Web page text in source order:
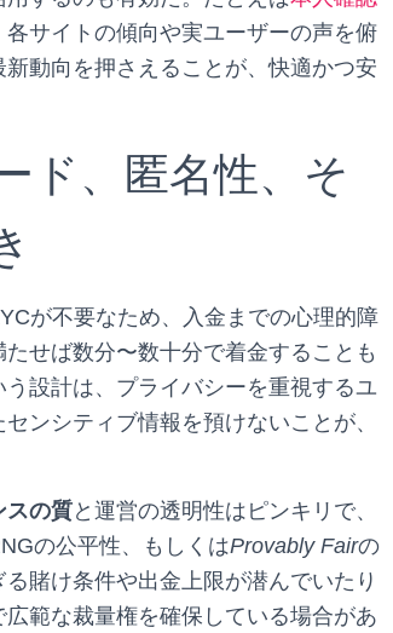
サイトの傾向や実ユーザーの声を俯
動向を押さえることが、快適かつ安
ド、匿名性、そ
が不要なため、入金までの心理的障
せば数分〜数十分で着金することも
設計は、プライバシーを重視するユ
ンシティブ情報を預けないことが、
スの質と運営の透明性はピンキリで、
の公平性、もしくはProvably Fairの
賭け条件や出金上限が潜んでいたり
範な裁量権を確保している場合があ